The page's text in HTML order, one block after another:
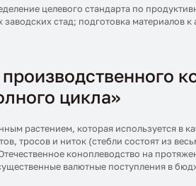
целевого стандарта по
стад; подготовка материалов
цикла»
растением, которая используется в
тросов и ниток (стебли состоят из
коноплеводство на
валютные поступления в